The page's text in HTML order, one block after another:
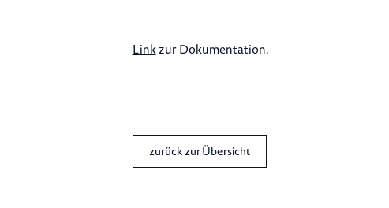
Linkzur Dokumentation.
zurück zur Übersicht